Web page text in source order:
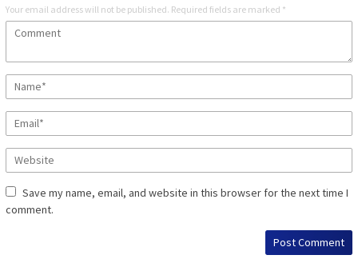
Your email address will not be published. Required fields are marked *
Save my name, email, and website in this browser for the next time I
comment.